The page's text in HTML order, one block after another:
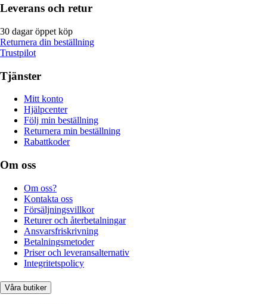
Leverans och retur
30 dagar öppet köp
Returnera din beställning
Trustpilot
Tjänster
Mitt konto
Hjälpcenter
Följ min beställning
Returnera min beställning
Rabattkoder
Om oss
Om oss?
Kontakta oss
Försäljningsvillkor
Returer och återbetalningar
Ansvarsfriskrivning
Betalningsmetoder
Priser och leveransalternativ
Integritetspolicy
Våra butiker